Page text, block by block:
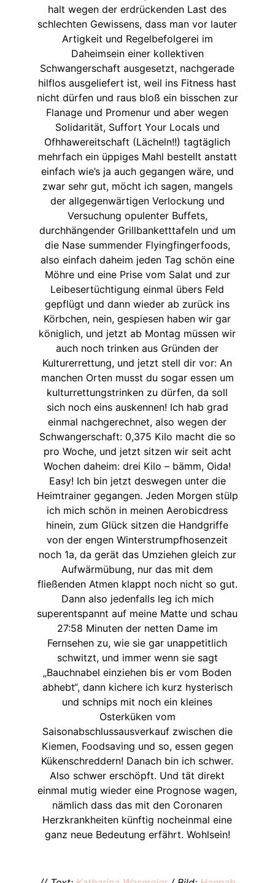
halt wegen der erdrückenden Last des
schlechten Gewissens, dass man vor lauter
Artigkeit und Regelbefolgerei im
Daheimsein einer kollektiven
Schwangerschaft ausgesetzt, nachgerade
hilflos ausgeliefert ist, weil ins Fitness hast
nicht dürfen und raus bloß ein bisschen zur
Flanage und Promenur und aber wegen
Solidarität, Suffort Your Locals und
Ofhhawereitschaft (Lächeln!!) tagtäglich
mehrfach ein üppiges Mahl bestellt anstatt
einfach wie’s ja auch gegangen wäre, und
zwar sehr gut, möcht ich sagen, mangels
der allgegenwärtigen Verlockung und
Versuchung opulenter Buffets,
durchhängender Grillbanketttafeln und um
die Nase summender Flyingfingerfoods,
also einfach daheim jeden Tag schön eine
Möhre und eine Prise vom Salat und zur
Leibesertüchtigung einmal übers Feld
gepflügt und dann wieder ab zurück ins
Körbchen, nein, gespiesen haben wir gar
königlich, und jetzt ab Montag müssen wir
auch noch trinken aus Gründen der
Kulturerrettung, und jetzt stell dir vor: An
manchen Orten musst du sogar essen um
kulturrettungstrinken zu dürfen, da soll
sich noch eins auskennen! Ich hab grad
einmal nachgerechnet, also wegen der
Schwangerschaft: 0,375 Kilo macht die so
pro Woche, und jetzt sitzen wir seit acht
Wochen daheim: drei Kilo – bämm, Oida!
Easy! Ich bin jetzt deswegen unter die
Heimtrainer gegangen. Jeden Morgen stülp
ich mich schön in meinen Aerobicdress
hinein, zum Glück sitzen die Handgriffe
von der engen Winterstrumpfhosenzeit
noch 1a, da gerät das Umziehen gleich zur
Aufwärmübung, nur das mit dem
fließenden Atmen klappt noch nicht so gut.
Dann also jedenfalls leg ich mich
superentspannt auf meine Matte und schau
27:58 Minuten der netten Dame im
Fernsehen zu, wie sie gar unappetitlich
schwitzt, und immer wenn sie sagt
„Bauchnabel einziehen bis er vom Boden
abhebt“, dann kichere ich kurz hysterisch
und schnips mit noch ein kleines
Osterküken vom
Saisonabschlussausverkauf zwischen die
Kiemen, Foodsaving und so, essen gegen
Kükenschreddern! Danach bin ich schwer.
Also schwer erschöpft. Und tät direkt
einmal mutig wieder eine Prognose wagen,
nämlich dass das mit den Coronaren
Herzkrankheiten künftig nocheinmal eine
ganz neue Bedeutung erfährt. Wohlsein!